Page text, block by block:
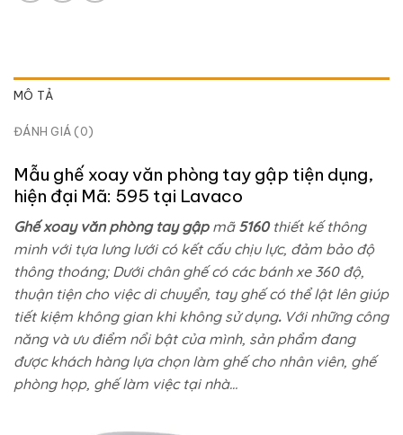
MÔ TẢ
ĐÁNH GIÁ (0)
Mẫu ghế xoay văn phòng tay gập tiện dụng,
hiện đại Mã: 595 tại Lavaco
Ghế xoay văn phòng tay gập mã5160 thiết kế thông
minh với tựa lưng lưới có kết cấu chịu lực, đảm bảo độ
thông thoáng; Dưới chân ghế có các bánh xe 360 độ,
thuận tiện cho việc di chuyển, tay ghế có thể lật lên giúp
tiết kiệm không gian khi không sử dụng. Với những công
năng và ưu điểm nổi bật của mình, sản phẩm đang
được khách hàng lựa chọn làm ghế cho nhân viên, ghế
phòng họp, ghế làm việc tại nhà…